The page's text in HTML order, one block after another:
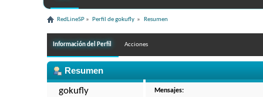
RedLineSP » Perfil de gokufly » Resumen
Información del Perfil Acciones
Resumen
gokufly
Mensajes: